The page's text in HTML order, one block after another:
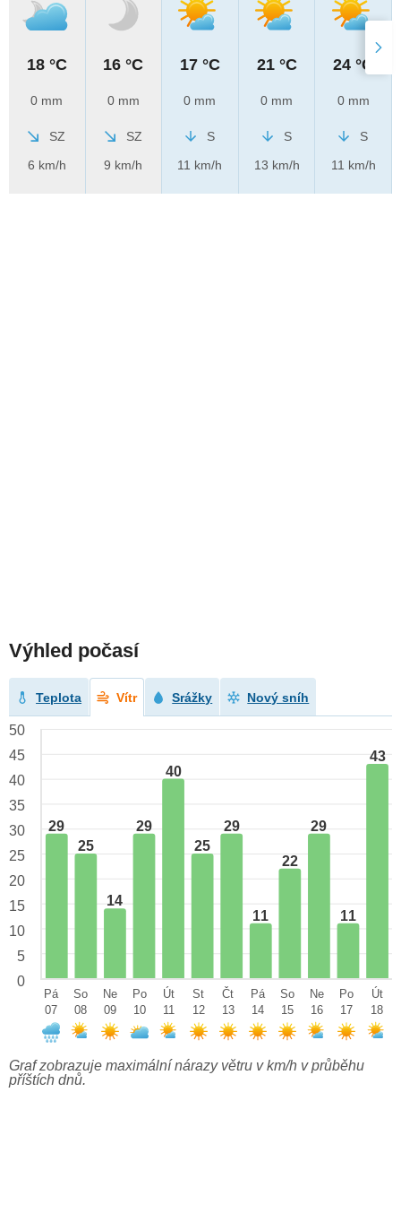
18 °C
0 mm
SZ
6 km/h
16 °C
0 mm
SZ
9 km/h
17 °C
0 mm
S
11 km/h
21 °C
0 mm
S
13 km/h
24 °C
0 mm
S
11 km/h
Výhled počasí
Teplota Vítr Srážky Nový sníh
29
25
14
29
40
25
29
11
22
29
11
43
50
45
40
35
30
25
20
15
10
5
0
Pá
07
So
08
Ne
09
Po
10
Út
11
St
12
Čt
13
Pá
14
So
15
Ne
16
Po
17
Út
18
Graf zobrazuje maximální nárazy větru v km/h v průběhu
příštích dnů.